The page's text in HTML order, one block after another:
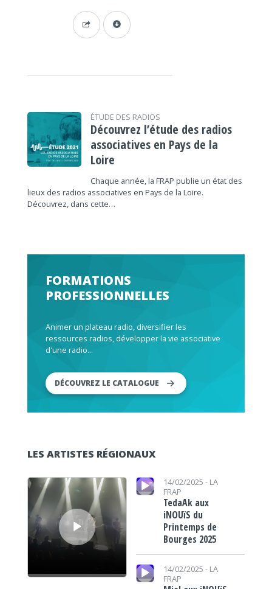
ÉTUDE DES RADIOS
Découvrez l’étude des radios
associatives en Pays de la
Loire
Chaque année, la FRAP publie un état des
lieux des radios associatives en Pays de la Loire.
Découvrez, dans cette…
FORMATIONS
PROFESSIONNELLES
Animer un plateau radio, diversifier les
ressources radios, développer la vie associative
d'une radio...
DÉCOUVREZ LE CATALOGUE
LES ARTISTES RÉGIONAUX
Lecteur audio
Lecteur audio 14/02/2025 - LA
FRAP
TedaAk aux
iNOUïS du
Printemps de
Bourges 2025
Lecteur audio
14/02/2025 - LA
FRAP